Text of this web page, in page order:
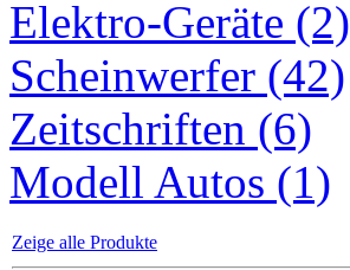
Elektro-Geräte (2)
Scheinwerfer (42)
Zeitschriften (6)
Modell Autos (1)
Zeige alle Produkte